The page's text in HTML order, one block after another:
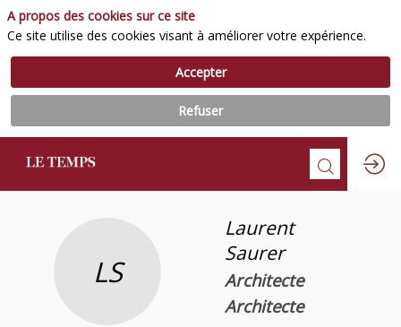
LS
Laurent
Saurer
Architecte
Architecte
A propos des cookies sur ce site
Ce site utilise des cookies visant à améliorer votre expérience.
Accepter
Refuser